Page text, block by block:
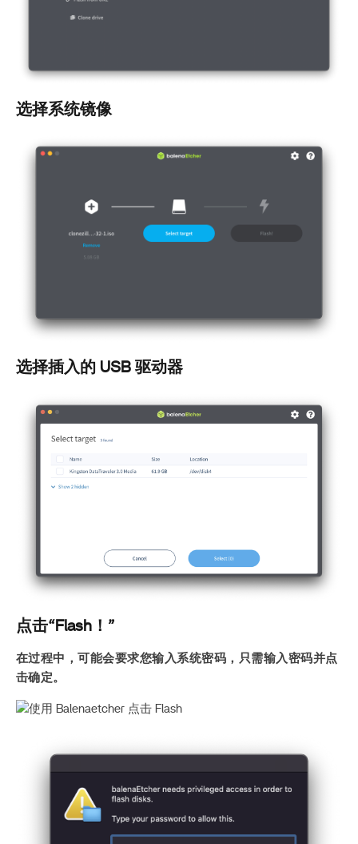
选择系统镜像
选择插入的 USB 驱动器
点击“Flash！”
在过程中，可能会要求您输入系统密码，只需输入密码并点
击确定。